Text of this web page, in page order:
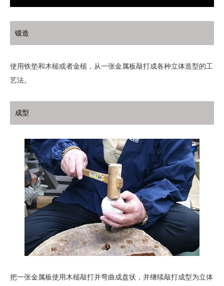
锻造
使用铁垫和木槌或者金槌，从一张金属板敲打成各种立体造型的工
艺法。
成型
把一张金属板使用木槌敲打并弯曲成盘状，并继续敲打成型为立体